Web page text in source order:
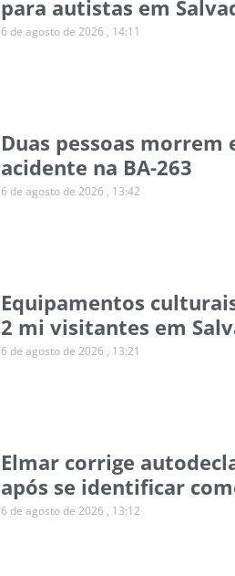
para autistas em
6 de agosto de 2026 14:11
Duas pessoas morrem
acidente na BA-263
6 de agosto de 2026 13:42
Equipamentos
2 mi visitantes em
6 de agosto de 2026 13:21
Elmar corrige
após se identificar
6 de agosto de 2026 13:12